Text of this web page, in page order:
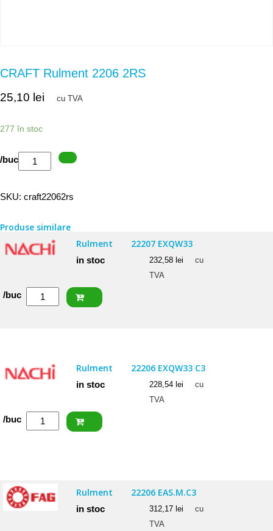
CRAFT Rulment 2206 2RS
25,10 lei cu TVA
277 în stoc
Cantitate
CRAFT
/buc
SKU: craft22062rs
Produse similare
Rulment
22207 EXQW33
in stoc 232,58 lei
cu
TVA
Cantitate
NACHI
/buc
Rulment 22206 EXQW33 C3
in stoc 228,54 lei
cu
TVA
Cantitate
NACHI
C3
/buc
Rulment 22206 EAS.M.C3
in stoc 312,17 lei
cu
TVA